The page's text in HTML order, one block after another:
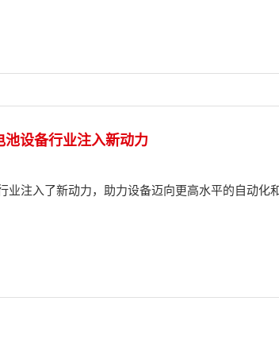
设备行业注入新动力
业注入了新动力，助力设备迈向更高水平的自动化